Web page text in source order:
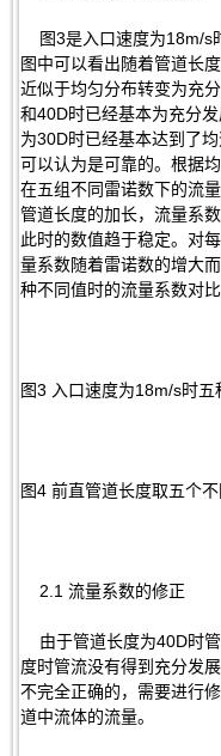
图3是入口速度为18m/s
图中可以看出随着管道长
近似于均匀分布转变为充
和40D时已经基本为充分
为30D时已经基本达到了
可以认为是可靠的。根据
在五组不同雷诺数下的流
管道长度的加长，流量系
此时的数值趋于稳定。对
量系数随着雷诺数的增大
种不同值时的流量系数对比
图3 入口速度为18m/s时
图4 前直管道长度取五个
2.1 流量系数的修正
由于管道长度为40D时
度时管流没有得到充分发
不完全正确的，需要进行
道中流体的流量。